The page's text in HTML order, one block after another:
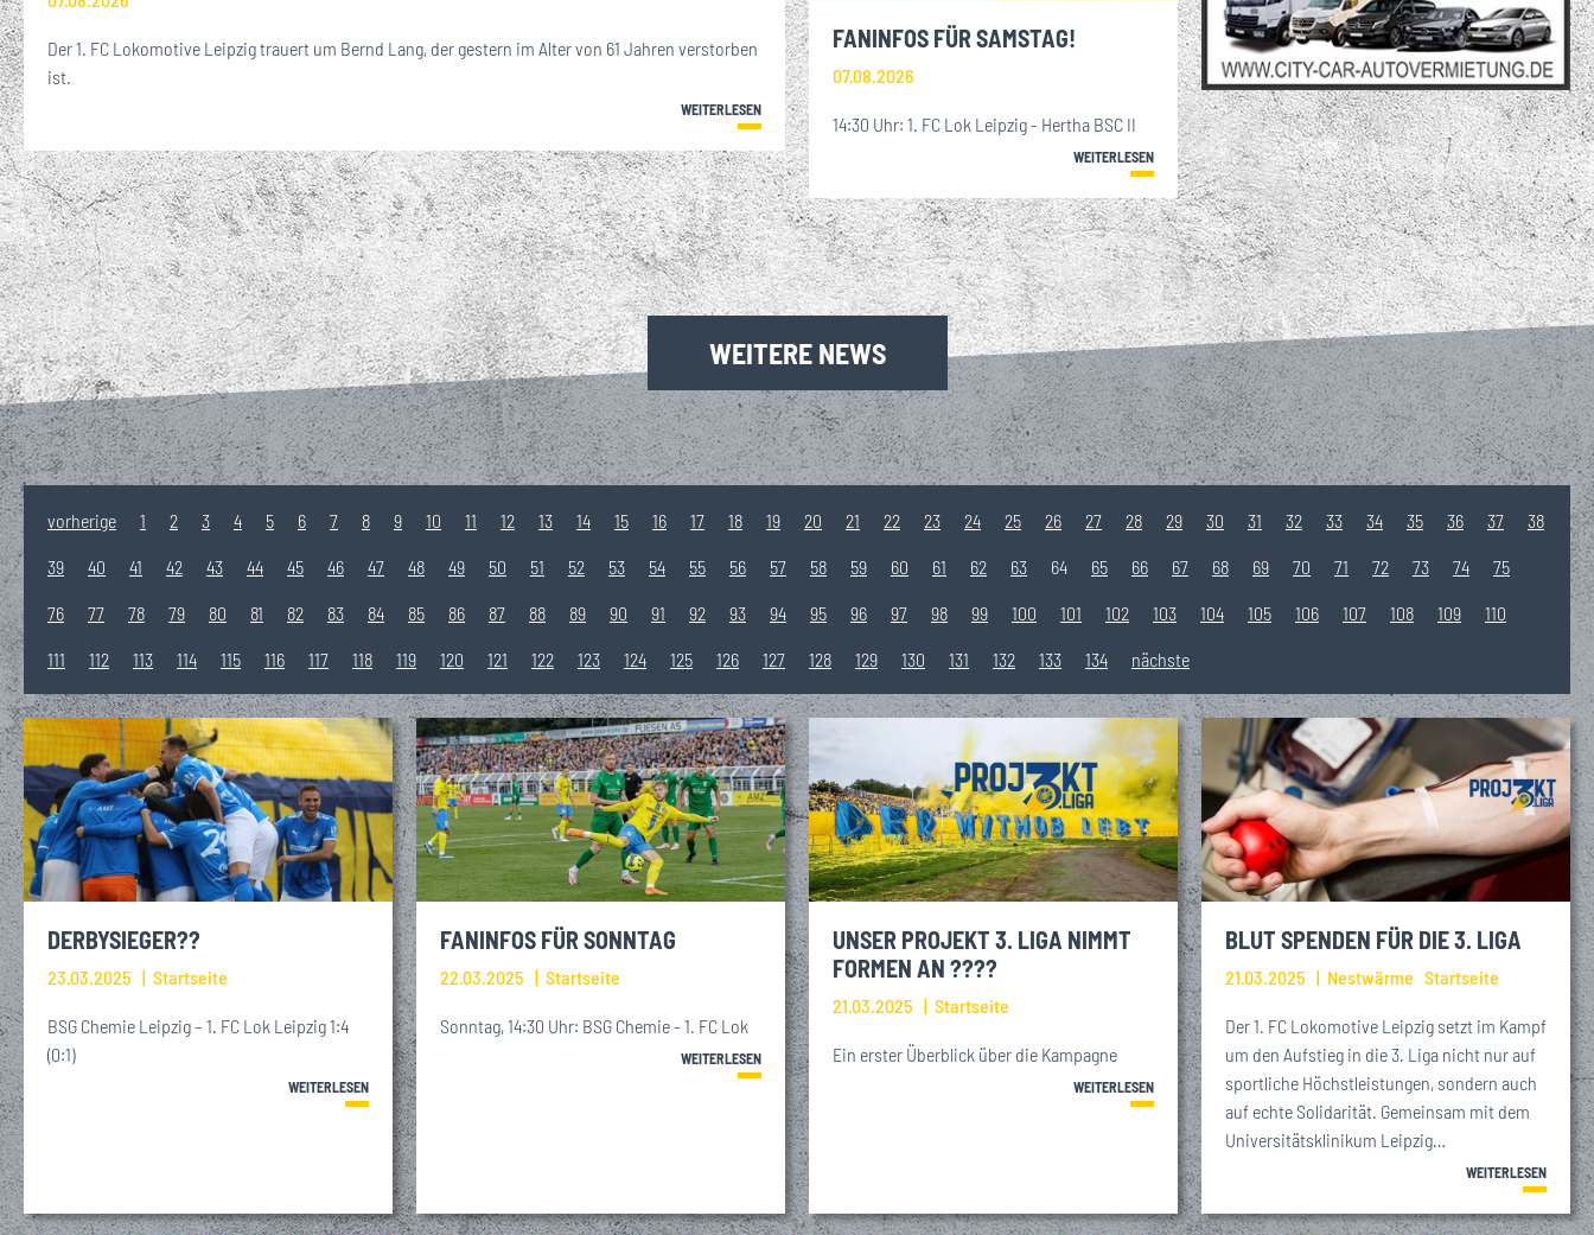
Der 1. FC Lokomotive Leipzig trauert um Bernd Lang, der gestern im Alter von 61 Jahren verstorben
ist.
WEITERLESEN
FANINFOS FÜR SAMSTAG!
07.08.2026
14:30 Uhr: 1. FC Lok Leipzig - Hertha BSC II
WEITERLESEN
WEITERE NEWS
vorherige 1 2 3 4 5 6 7 8 9 10 11 12 13 14 15 16 17 18 19 20 21 22 23 24 25 26 27 28 29 30 31 32 33 34 35 36 37 38
39 40 41 42 43 44 45 46 47 48 49 50 51 52 53 54 55 56 57 58 59 60 61 62 63 64 65 66 67 68 69 70 71 72 73 74 75
76 77 78 79 80 81 82 83 84 85 86 87 88 89 90 91 92 93 94 95 96 97 98 99 100 101 102 103 104 105 106 107 108 109 110
111 112 113 114 115 116 117 118 119 120 121 122 123 124 125 126 127 128 129 130 131 132 133 134 nächste
DERBYSIEGER??
23.03.2025 Startseite
BSG Chemie Leipzig – 1. FC Lok Leipzig 1:4
(0:1)
WEITERLESEN
FANINFOS FÜR SONNTAG
22.03.2025 Startseite
Sonntag, 14:30 Uhr: BSG Chemie - 1. FC Lok
WEITERLESEN
UNSER PROJEKT 3. LIGA NIMMT
FORMEN AN ????
21.03.2025 Startseite
Ein erster Überblick über die Kampagne
WEITERLESEN
BLUT SPENDEN FÜR DIE 3. LIGA
21.03.2025 Nestwärme Startseite
Der 1. FC Lokomotive Leipzig setzt im Kampf
um den Aufstieg in die 3. Liga nicht nur auf
sportliche Höchstleistungen, sondern auch
auf echte Solidarität. Gemeinsam mit dem
Universitätsklinikum Leipzig…
WEITERLESEN